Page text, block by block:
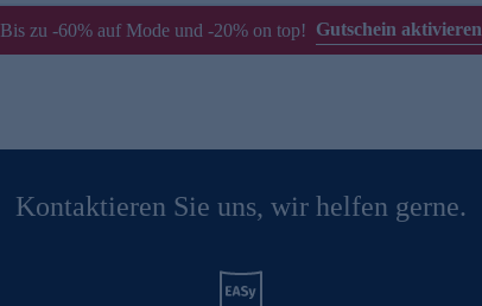
Bis zu -60% auf Mode und -20% on top! Gutschein aktivieren
Kontaktieren Sie uns, wir helfen gerne.